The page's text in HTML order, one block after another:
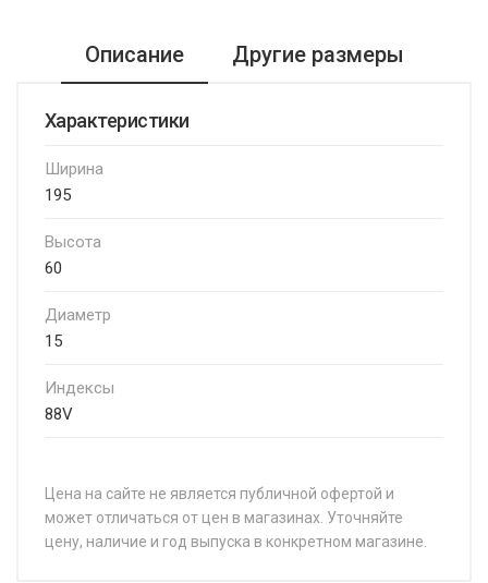
Описание Другие размеры
Характеристики
Ширина
195
Высота
60
Диаметр
15
Индексы
88V
Цена на сайте не является публичной офертой и
может отличаться от цен в магазинах. Уточняйте
цену, наличие и год выпуска в конкретном магазине.